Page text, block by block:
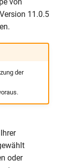
11.0.5
der
oder